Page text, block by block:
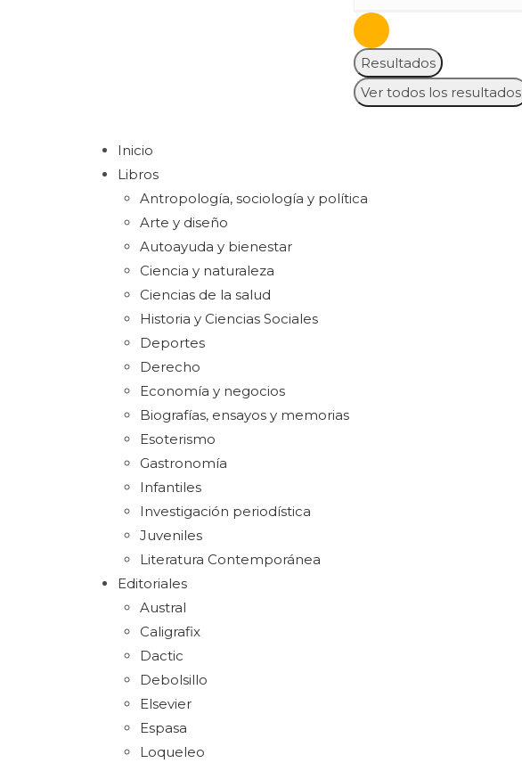
Resultados
Ver todos los resultados
Inicio
Libros
Antropología, sociología y política
Arte y diseño
Autoayuda y bienestar
Ciencia y naturaleza
Ciencias de la salud
Historia y Ciencias Sociales
Deportes
Derecho
Economía y negocios
Biografías, ensayos y memorias
Esoterismo
Gastronomía
Infantiles
Investigación periodística
Juveniles
Literatura Contemporánea
Editoriales
Austral
Caligrafix
Dactic
Debolsillo
Elsevier
Espasa
Loqueleo